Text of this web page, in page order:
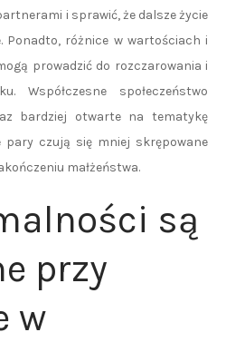
i sprawić, że dalsze życie
Ponadto, różnice w wartościach i
prowadzić do rozczarowania i
Współczesne społeczeństwo
bardziej otwarte na tematykę
pary czują się mniej skrępowane
małżeństwa.
są
przy
w